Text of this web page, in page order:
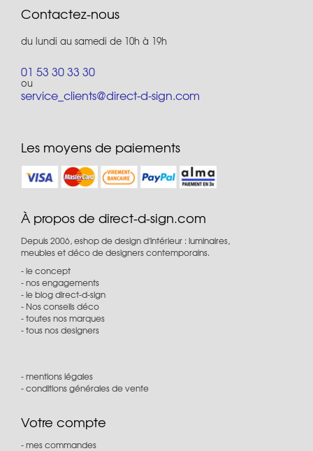
Contactez-nous
du lundi au samedi de 10h à 19h
01 53 30 33 30
ou
service_clients@direct-d-sign.com
Les moyens de paiements
À propos de direct-d-sign.com
Depuis 2006, eshop de design d'intérieur : luminaires,
meubles et déco de designers contemporains.
le concept
nos engagements
le blog direct-d-sign
Nos conseils déco
toutes nos marques
tous nos designers
mentions légales
conditions générales de vente
Votre compte
mes commandes